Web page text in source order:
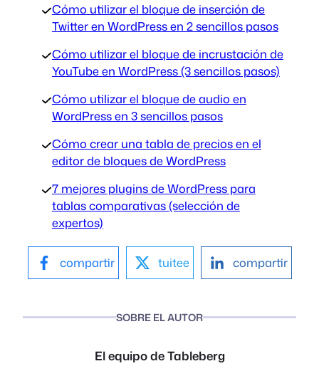
Cómo utilizar el bloque de inserción de
Twitter en WordPress en 2 sencillos pasos
Cómo utilizar el bloque de incrustación de
YouTube en WordPress (3 sencillos pasos)
Cómo utilizar el bloque de audio en
WordPress en 3 sencillos pasos
Cómo crear una tabla de precios en el
editor de bloques de WordPress
7 mejores plugins de WordPress para
tablas comparativas (selección de
expertos)
compartir tuitee compartir
SOBRE EL AUTOR
El equipo de Tableberg